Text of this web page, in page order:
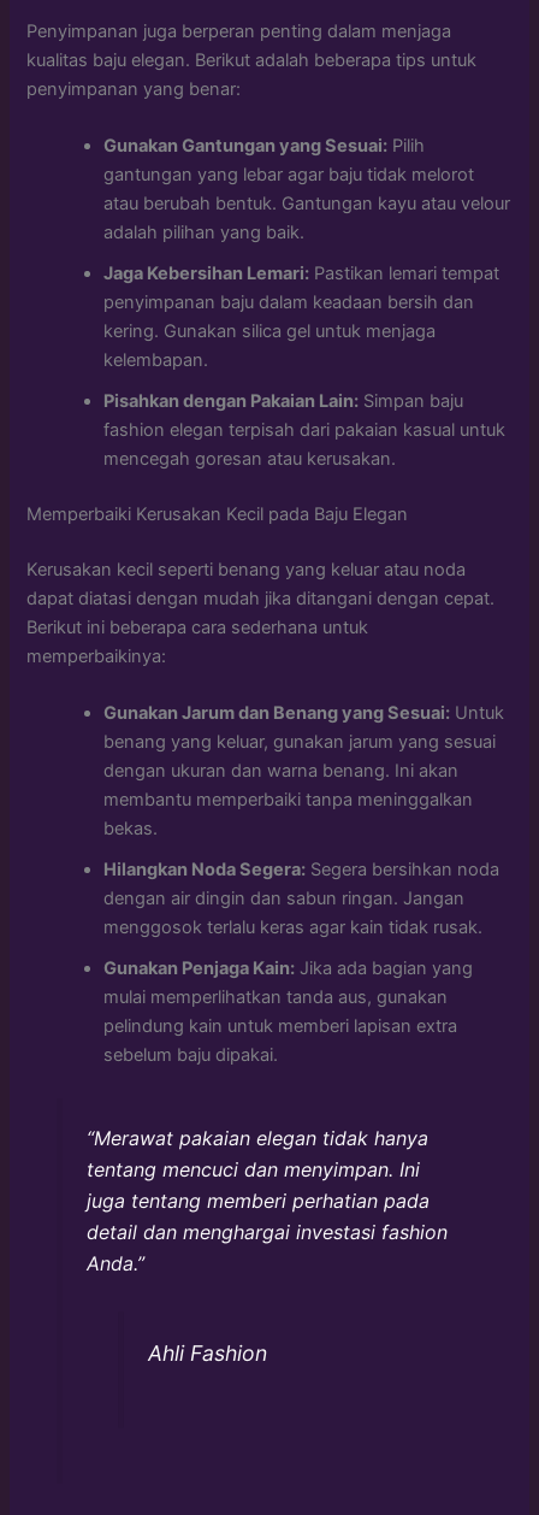
Penyimpanan juga berperan penting dalam menjaga
kualitas baju elegan. Berikut adalah beberapa tips untuk
penyimpanan yang benar:
Gunakan Gantungan yang Sesuai: Pilih
gantungan yang lebar agar baju tidak melorot
atau berubah bentuk. Gantungan kayu atau velour
adalah pilihan yang baik.
Jaga Kebersihan Lemari: Pastikan lemari tempat
penyimpanan baju dalam keadaan bersih dan
kering. Gunakan silica gel untuk menjaga
kelembapan.
Pisahkan dengan Pakaian Lain: Simpan baju
fashion elegan terpisah dari pakaian kasual untuk
mencegah goresan atau kerusakan.
Memperbaiki Kerusakan Kecil pada Baju Elegan
Kerusakan kecil seperti benang yang keluar atau noda
dapat diatasi dengan mudah jika ditangani dengan cepat.
Berikut ini beberapa cara sederhana untuk
memperbaikinya:
Gunakan Jarum dan Benang yang Sesuai: Untuk
benang yang keluar, gunakan jarum yang sesuai
dengan ukuran dan warna benang. Ini akan
membantu memperbaiki tanpa meninggalkan
bekas.
Hilangkan Noda Segera: Segera bersihkan noda
dengan air dingin dan sabun ringan. Jangan
menggosok terlalu keras agar kain tidak rusak.
Gunakan Penjaga Kain: Jika ada bagian yang
mulai memperlihatkan tanda aus, gunakan
pelindung kain untuk memberi lapisan extra
sebelum baju dipakai.
“Merawat pakaian elegan tidak hanya
tentang mencuci dan menyimpan. Ini
juga tentang memberi perhatian pada
detail dan menghargai investasi fashion
Anda.”
Ahli Fashion